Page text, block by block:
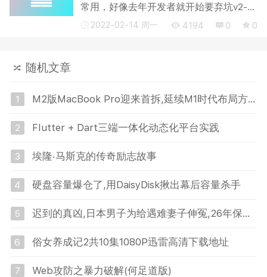
常用，好像去年开发者就开始要弃坑v2-
ui，转而开发x-ui面板。前者好像用python
开发，后者使用go开发。不想谈孰优孰
2022-02-14 周一 4194 0 0
随机文章
1 M2版MacBook Pro迎来首拆,延续M1时代布局方案
2 Flutter + Dart三端一体化动态化平台实践
3 埃隆·马斯克的传奇励志故事
4 硬盘容量爆仓了,用DaisyDisk揪出幕后容量杀手
5 迟到的真凶,日本男子为给遇难妻子伸冤,26年保持凶案现场原状
6 俗女养成记2共10集1080P迅雷高清下载地址
7 Web攻防之暴力破解(何足道版)